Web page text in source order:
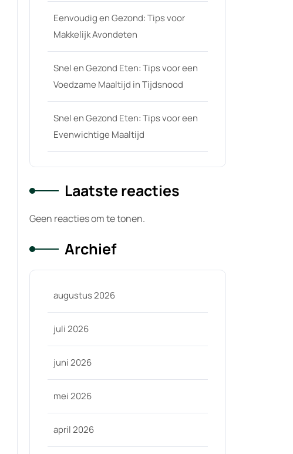
Eenvoudig en Gezond: Tips voor
Makkelijk Avondeten
Snel en Gezond Eten: Tips voor een
Voedzame Maaltijd in Tijdsnood
Snel en Gezond Eten: Tips voor een
Evenwichtige Maaltijd
Laatste reacties
Geen reacties om te tonen.
Archief
augustus 2026
juli 2026
juni 2026
mei 2026
april 2026